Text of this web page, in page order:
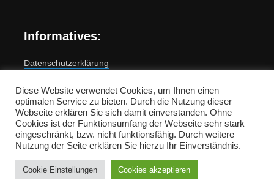
Informatives:
Datenschutzerklärung
Umsetzung und Support:
BB MediaNet Solutions
Copyright © 2026 by Sebnitzer Radfahrerverein 1897 e.V.
Diese Website verwendet Cookies, um Ihnen einen
optimalen Service zu bieten. Durch die Nutzung dieser
Webseite erklären Sie sich damit einverstanden. Ohne
Cookies ist der Funktionsumfang der Webseite sehr stark
eingeschränkt, bzw. nicht funktionsfähig. Durch weitere
Nutzung der Seite erklären Sie hierzu Ihr Einverständnis.
Cookie Einstellungen Cookies akzeptieren